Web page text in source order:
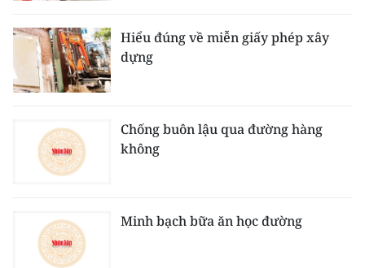
Hiểu đúng về miễn giấy phép xây
dựng
Chống buôn lậu qua đường hàng
không
Minh bạch bữa ăn học đường